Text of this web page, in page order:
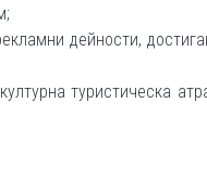
дейности,
туристическа